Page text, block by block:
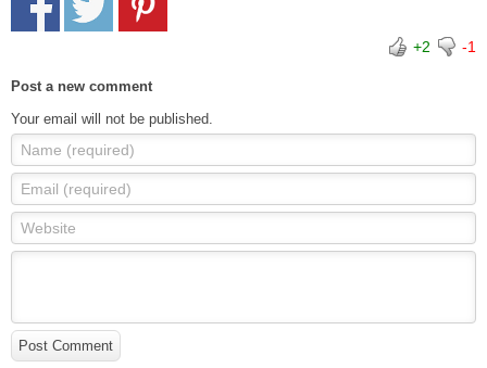
+2 -1
Post a new comment
Your email will not be published.
Name (required)
Email (required)
Website
Post Comment